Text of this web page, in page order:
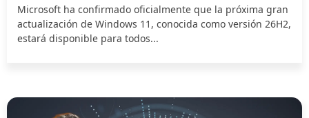
Microsoft ha confirmado oficialmente que la próxima gran
actualización de Windows 11, conocida como versión 26H2,
estará disponible para todos...